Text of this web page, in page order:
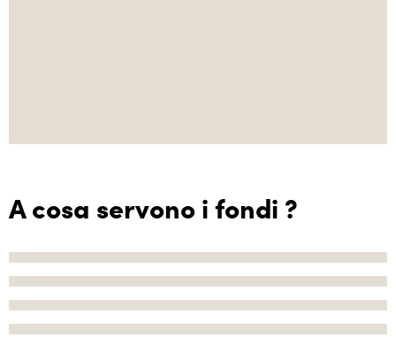
A cosa servono i fondi ?